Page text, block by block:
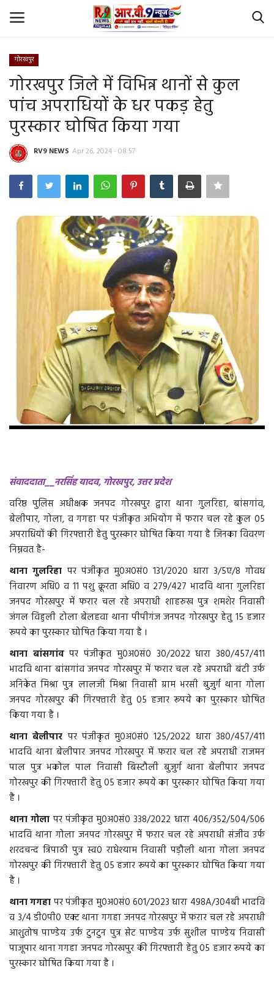
Register
Home
Id Card Verification
About Us
Contact
अंतरराष्ट्रीय
राजनीति
मौसम समाचार
उत्तर प्रदेश
व्यापार/रोजगार
महाराष्ट्र
More
बिहार
संस्कृति, धर्म और आस्था
राशिफल
गोरखपुर
गोरखपुर जिले में विभिन्न थानों से कुल
पांच अपराधियों के धर पकड़ हेतु
पुरस्कार घोषित किया गया
RV9 NEWS Apr 26, 2024 - 08:57
संवाददाता__नरसिंह यादव, गोरखपुर, उत्तर प्रदेश
वरिष्ठ पुलिस अधीक्षक जनपद गोरखपुर द्वारा थाना गुलरिहा, बांसगांव,
बेलीपार, गोला, व गगहा पर पंजीकृत अभियोग में फरार चल रहे कुल 05
अपराधियों की गिरफ्तारी हेतु पुरस्कार घोषित किया गया है जिनका विवरण
निम्नवत है-
थाना गुलरिहा पर पंजीकृत मु0अ0सं0 131/2020 धारा 3/5ए/8 गोवध
निवारण अधि0 व 11 पशु क्रूरता अधि0 व 279/427 भादवि थाना गुलरिहा
जनपद गोरखपुर में फरार चल रहे अपराधी शाहरुख पुत्र शमशेर निवासी
जंगल विहुली टोला बेलहवा थाना पीपीगंज जनपद गोरखपुर हेतु 15 हजार
रूपये का पुरस्कार घोषित किया गया है ।
थाना बांसगांवपर पंजीकृत मु0अ0सं0 30/2022 धारा 380/457/411
भादवि थाना बांसगांव जनपद गोरखपुर में फरार चल रहे अपराधी बंटी उर्फ
अनिकेत मिश्रा पुत्र लालजी मिश्रा निवासी ग्राम भरसी बुजुर्ग थाना गोला
जनपद गोरखपुर की गिरफ्तारी हेतु 05 हजार रूपये का पुरस्कार घोषित
किया गया है ।
थाना बेलीपार पर पंजीकृत मु0अ0सं0 125/2022 धारा 380/457/411
भादवि थाना बेलीपार जनपद गोरखपुर में फरार चल रहे अपराधी राजमन
पाल पुत्र भकोल पाल निवासी बिस्टौली बुजुर्ग थाना बेलीपार जनपद
गोरखपुर की गिरफ्तारी हेतु 05 हजार रूपये का पुरस्कार घोषित किया गया
है ।
थाना गोला पर पंजीकृत मु0अ0सं0 338/2022 धारा 406/352/504/506
भादवि थाना गोला जनपद गोरखपुर में फरार चल रहे अपराधी संजीव उर्फ
शरदचन्द त्रिपाठी पुत्र स्व0 राधेश्याम निवासी पड़ौली थाना गोला जनपद
गोरखपुर की गिरफ्तारी हेतु 05 हजार रूपये का पुरस्कार घोषित किया गया
है ।
थाना गगहा पर पंजीकृत मु0अ0सं0 601/2023 धारा 498A/304बी भादवि
व 3/4 डी0पी0 एक्ट थाना गगहा जनपद गोरखपुर में फरार चल रहे अपराधी
आशुतोष पाण्डेय उर्फ टुनटुन पुत्र सेट पाण्डेय उर्फ सुशील पाण्डेय निवासी
पाजूपार थाना गगहा जनपद गोरखपुर की गिरफ्तारी हेतु 05 हजार रूपये का
पुरस्कार घोषित किया गया है ।